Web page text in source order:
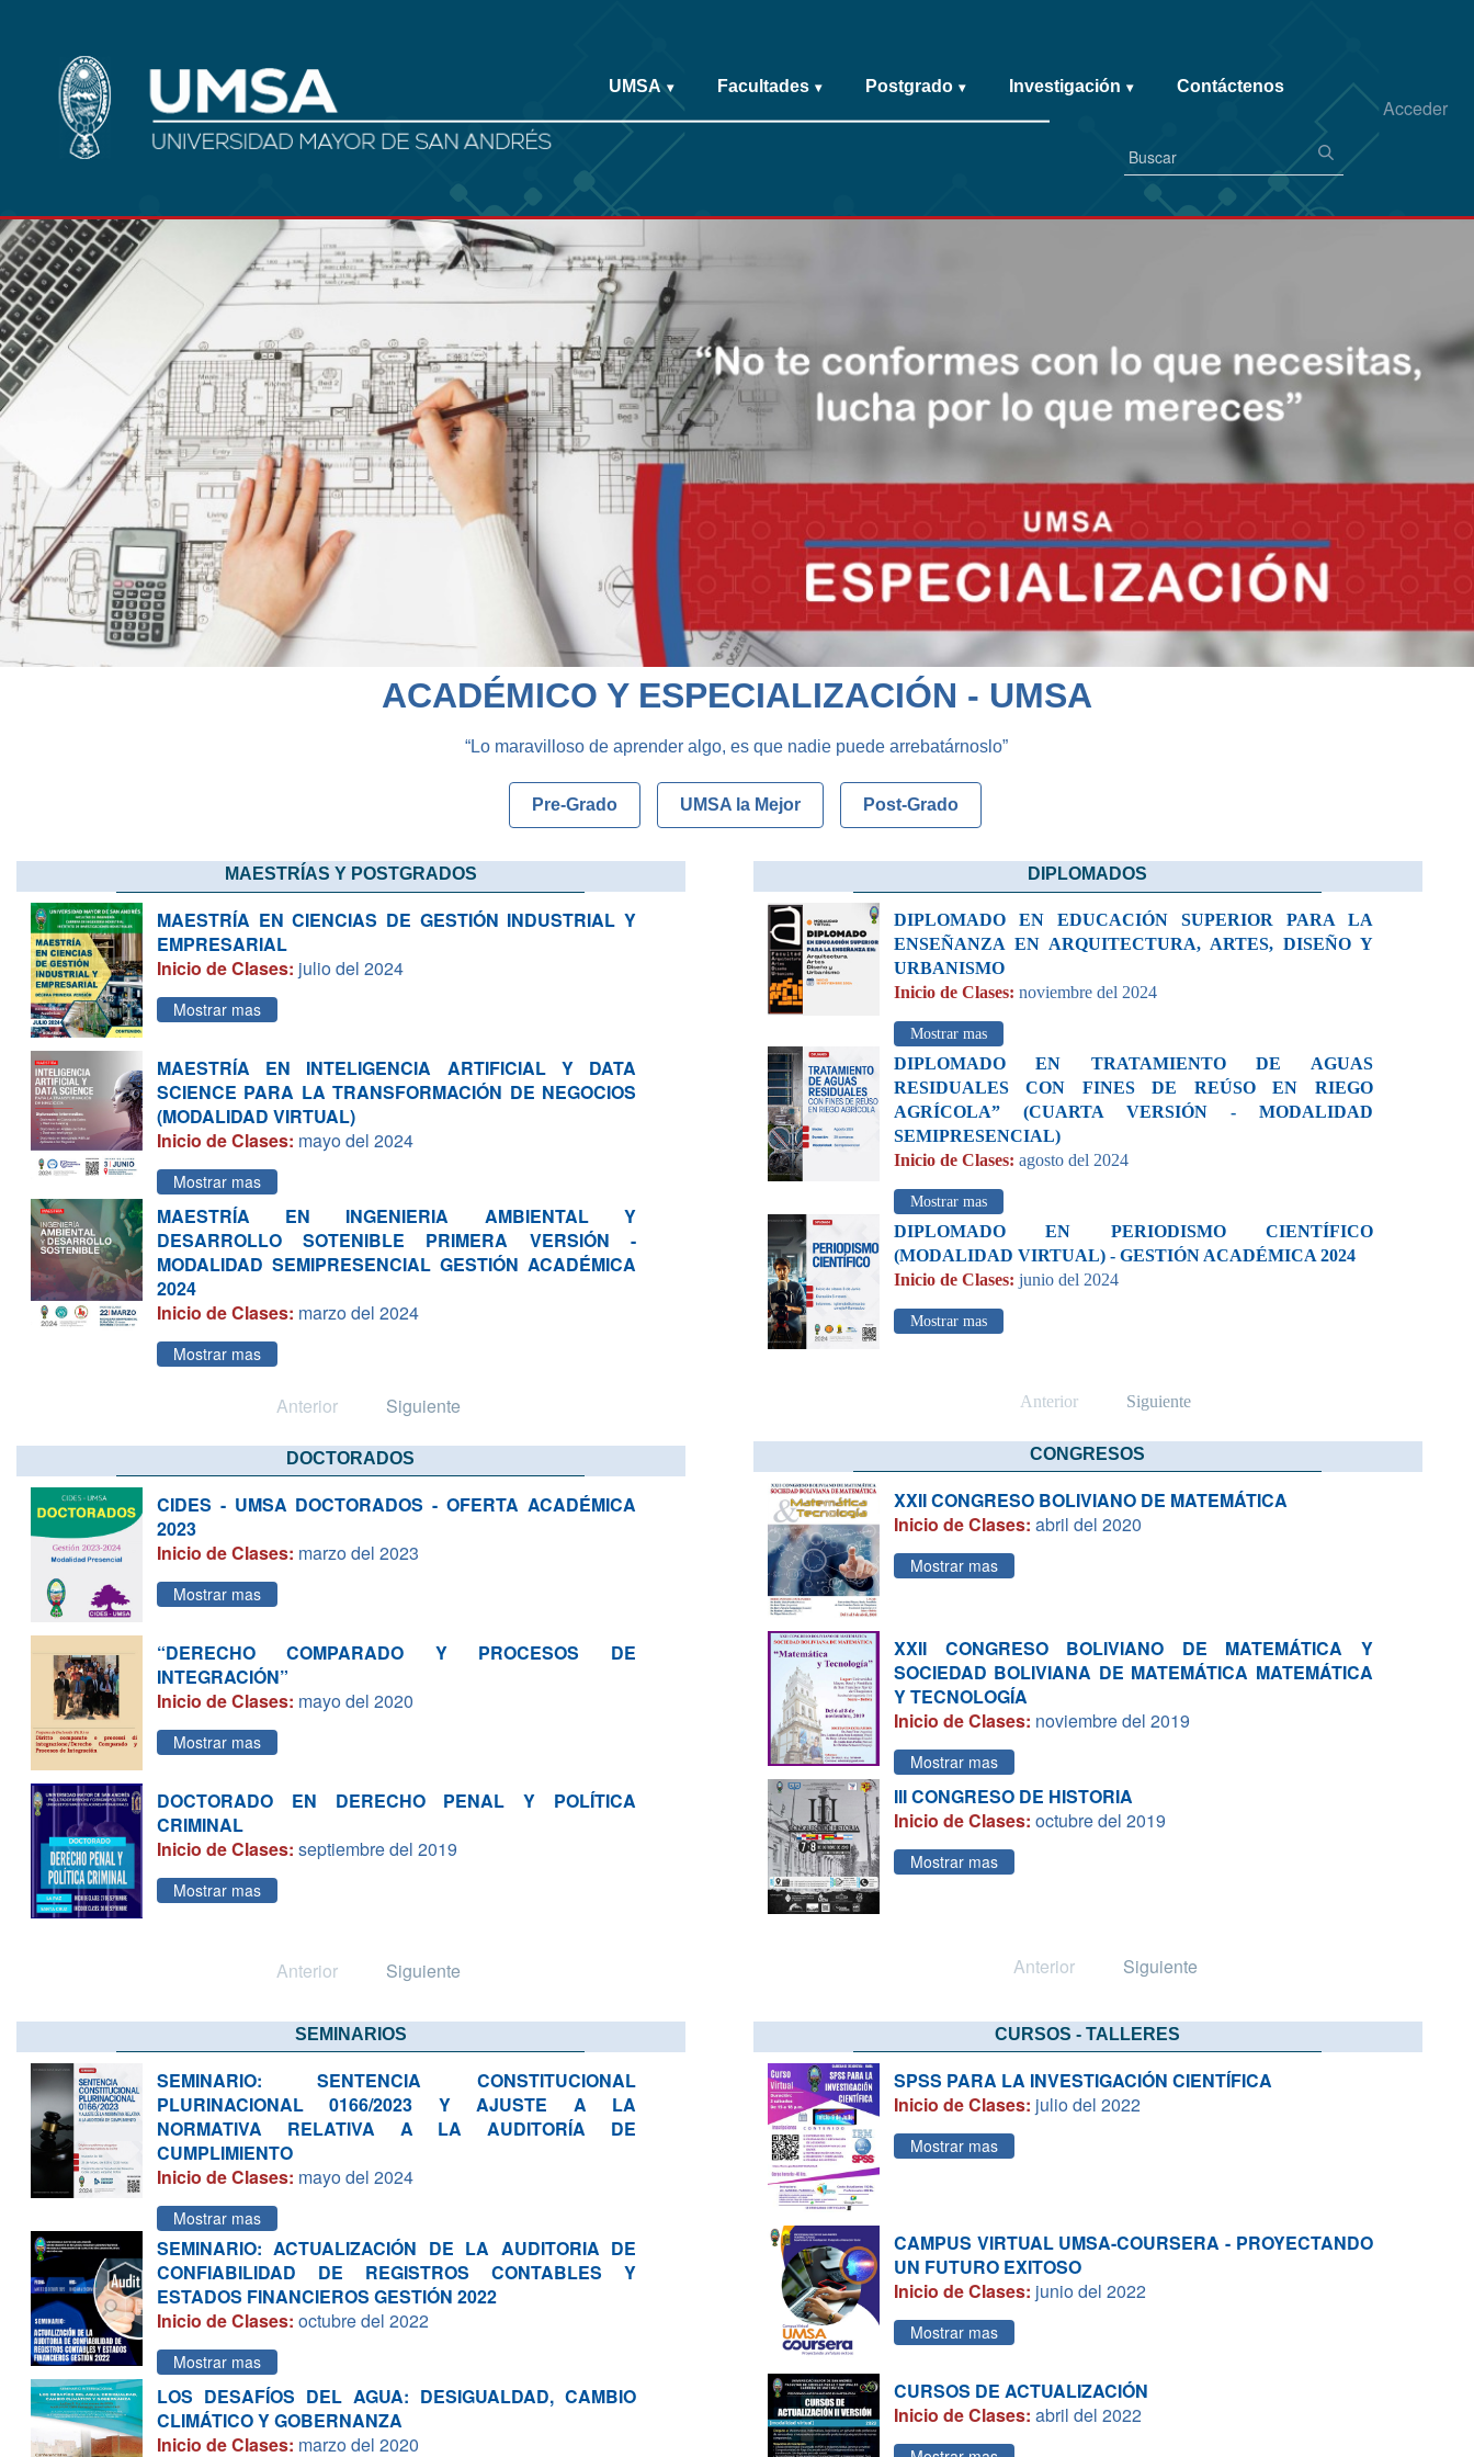
Acceder
UMSA ▾ Facultades ▾ Postgrado ▾ Investigación ▾ Contáctenos
ACADÉMICO Y ESPECIALIZACIÓN - UMSA
“Lo maravilloso de aprender algo, es que nadie puede arrebatárnoslo”
Pre-Grado UMSA la Mejor Post-Grado
MAESTRÍAS Y POSTGRADOS
MAESTRÍA EN CIENCIAS DE GESTIÓN INDUSTRIAL Y
EMPRESARIAL
Inicio de Clases: julio del 2024
Mostrar mas
MAESTRÍA EN INTELIGENCIA ARTIFICIAL Y DATA
SCIENCE PARA LA TRANSFORMACIÓN DE NEGOCIOS
(MODALIDAD VIRTUAL)
Inicio de Clases: mayo del 2024
Mostrar mas
MAESTRÍA EN INGENIERIA AMBIENTAL Y
DESARROLLO SOTENIBLE PRIMERA VERSIÓN -
MODALIDAD SEMIPRESENCIAL GESTIÓN ACADÉMICA
2024
Inicio de Clases: marzo del 2024
Mostrar mas
Anterior Siguiente
DOCTORADOS
CIDES - UMSA DOCTORADOS - OFERTA ACADÉMICA
2023
Inicio de Clases: marzo del 2023
Mostrar mas
“DERECHO COMPARADO Y PROCESOS DE
INTEGRACIÓN”
Inicio de Clases: mayo del 2020
Mostrar mas
DOCTORADO EN DERECHO PENAL Y POLÍTICA
CRIMINAL
Inicio de Clases: septiembre del 2019
Mostrar mas
Anterior Siguiente
DIPLOMADOS
DIPLOMADO EN EDUCACIÓN SUPERIOR PARA LA
ENSEÑANZA EN ARQUITECTURA, ARTES, DISEÑO Y
URBANISMO
Inicio de Clases: noviembre del 2024
Mostrar mas
DIPLOMADO EN TRATAMIENTO DE AGUAS
RESIDUALES CON FINES DE REÚSO EN RIEGO
AGRÍCOLA” (CUARTA VERSIÓN - MODALIDAD
SEMIPRESENCIAL)
Inicio de Clases: agosto del 2024
Mostrar mas
DIPLOMADO EN PERIODISMO CIENTÍFICO
(MODALIDAD VIRTUAL) - GESTIÓN ACADÉMICA 2024
Inicio de Clases: junio del 2024
Mostrar mas
Anterior Siguiente
CONGRESOS
XXII CONGRESO BOLIVIANO DE MATEMÁTICA
Inicio de Clases: abril del 2020
Mostrar mas
XXII CONGRESO BOLIVIANO DE MATEMÁTICA Y
SOCIEDAD BOLIVIANA DE MATEMÁTICA MATEMÁTICA
Y TECNOLOGÍA
Inicio de Clases: noviembre del 2019
Mostrar mas
III CONGRESO DE HISTORIA
Inicio de Clases: octubre del 2019
Mostrar mas
Anterior Siguiente
SEMINARIOS
SEMINARIO: SENTENCIA CONSTITUCIONAL
PLURINACIONAL 0166/2023 Y AJUSTE A LA
NORMATIVA RELATIVA A LA AUDITORÍA DE
CUMPLIMIENTO
Inicio de Clases: mayo del 2024
Mostrar mas
SEMINARIO: ACTUALIZACIÓN DE LA AUDITORIA DE
CONFIABILIDAD DE REGISTROS CONTABLES Y
ESTADOS FINANCIEROS GESTIÓN 2022
Inicio de Clases: octubre del 2022
Mostrar mas
LOS DESAFÍOS DEL AGUA: DESIGUALDAD, CAMBIO
CLIMÁTICO Y GOBERNANZA
Inicio de Clases: marzo del 2020
CURSOS - TALLERES
SPSS PARA LA INVESTIGACIÓN CIENTÍFICA
Inicio de Clases: julio del 2022
Mostrar mas
CAMPUS VIRTUAL UMSA-COURSERA - PROYECTANDO
UN FUTURO EXITOSO
Inicio de Clases: junio del 2022
Mostrar mas
CURSOS DE ACTUALIZACIÓN
Inicio de Clases: abril del 2022